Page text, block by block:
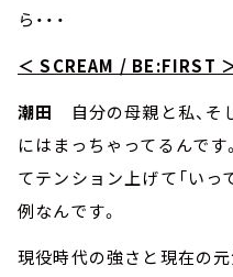
ら・・・
＜ SCREAM / BE:FIRST
潮田
自分の母親と私、そ
にはまっちゃってるんです
てテンション上げて「いっ
例なんです。
現役時代の強さと現在の